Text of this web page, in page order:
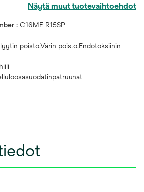
Näytä muut tuotevaihtoehdot
: C16ME R15SP
poisto,Värin poisto,Endotoksiinin